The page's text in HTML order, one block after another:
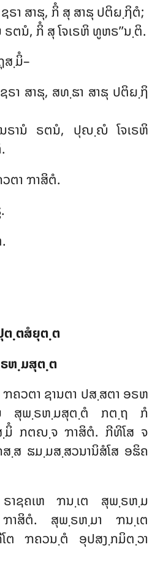
ຊຣາ ສາຘຸ, ກິໍ ສຸ ສາຘຸ ປຕິຏ຺ຐິຕໍ;
ຕນໍ, ກິໍ ສຸ ໂຈເຣຫິ ທູຫຣ’’ນ຺ຕິ.
ສ຺ມິໍ–
ຊຣາ ສາຘຸ, ສທ຺ຘາ ສາຘຸ ປຕິຏ຺ຐິ
ານໍ ຣຕນໍ, ປຸຎ຺ຎໍ ໂຈເຣຫິ
ຕາ ຠາສິຕໍ.
ຕ຺ຕສໍຍຸຕ຺ຕ
ຫ຺ມສຸຕ຺ຕ
ຠຄວຕາ ຊານຕາ ປສ຺ສຕາ ອຣຫ
ນ ສຸພ຺ຣຫ຺ມສຸຕ຺ຕໍ ກຕ຺ຖ ກໍ
ກຕຎ຺ຈ ຠາສິຕໍ. ກີທິໂສ ຈ
ສ ຘມ຺ມສ຺ສວນານິສໍໂສ ອຘິຄ
ຣາຊຄເຫຠນ຺ເຕ ສຸພ຺ຣຫ຺ມ
າສິຕໍ. ສຸພ຺ຣຫ຺ມາ ຠນ຺ເຕ
ຕ ຠຄວນ຺ຕໍ ອຸປສງ຺ກມິຕ຺ວາ